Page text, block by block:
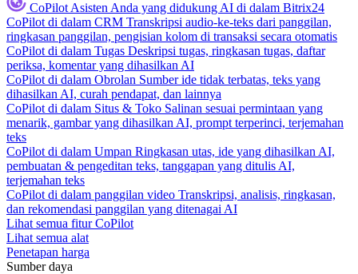
CoPilot Asisten Anda yang didukung AI di dalam Bitrix24
CoPilot di dalam CRM Transkripsi audio-ke-teks dari panggilan,
ringkasan panggilan, pengisian kolom di transaksi secara otomatis
CoPilot di dalam Tugas Deskripsi tugas, ringkasan tugas, daftar
periksa, komentar yang dihasilkan AI
CoPilot di dalam Obrolan Sumber ide tidak terbatas, teks yang
dihasilkan AI, curah pendapat, dan lainnya
CoPilot di dalam Situs & Toko Salinan sesuai permintaan yang
menarik, gambar yang dihasilkan AI, prompt terperinci, terjemahan
teks
CoPilot di dalam Umpan Ringkasan utas, ide yang dihasilkan AI,
pembuatan & pengeditan teks, tanggapan yang ditulis AI,
terjemahan teks
CoPilot di dalam panggilan video Transkripsi, analisis, ringkasan,
dan rekomendasi panggilan yang ditenagai AI
Lihat semua fitur CoPilot
Lihat semua alat
Penetapan harga
Sumber daya